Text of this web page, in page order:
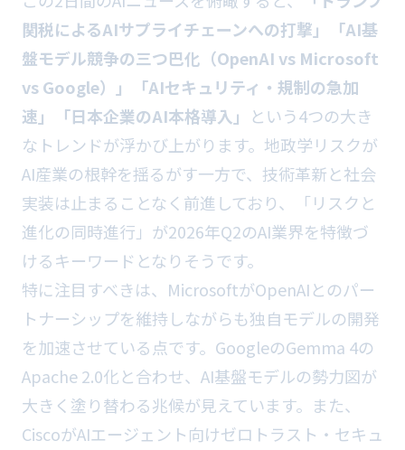
関税によるAIサプライチェーンへの打撃」「AI基
盤モデル競争の三つ巴化（OpenAI vs Microsoft
vs Google）」「AIセキュリティ・規制の急加
速」「日本企業のAI本格導入」
という4つの大き
なトレンドが浮かび上がります。地政学リスクが
AI産業の根幹を揺るがす一方で、技術革新と社会
実装は止まることなく前進しており、「リスクと
進化の同時進行」が2026年Q2のAI業界を特徴づ
けるキーワードとなりそうです。
特に注目すべきは、MicrosoftがOpenAIとのパー
トナーシップを維持しながらも独自モデルの開発
を加速させている点です。GoogleのGemma 4の
Apache 2.0化と合わせ、AI基盤モデルの勢力図が
大きく塗り替わる兆候が見えています。また、
CiscoがAIエージェント向けゼロトラスト・セキュ